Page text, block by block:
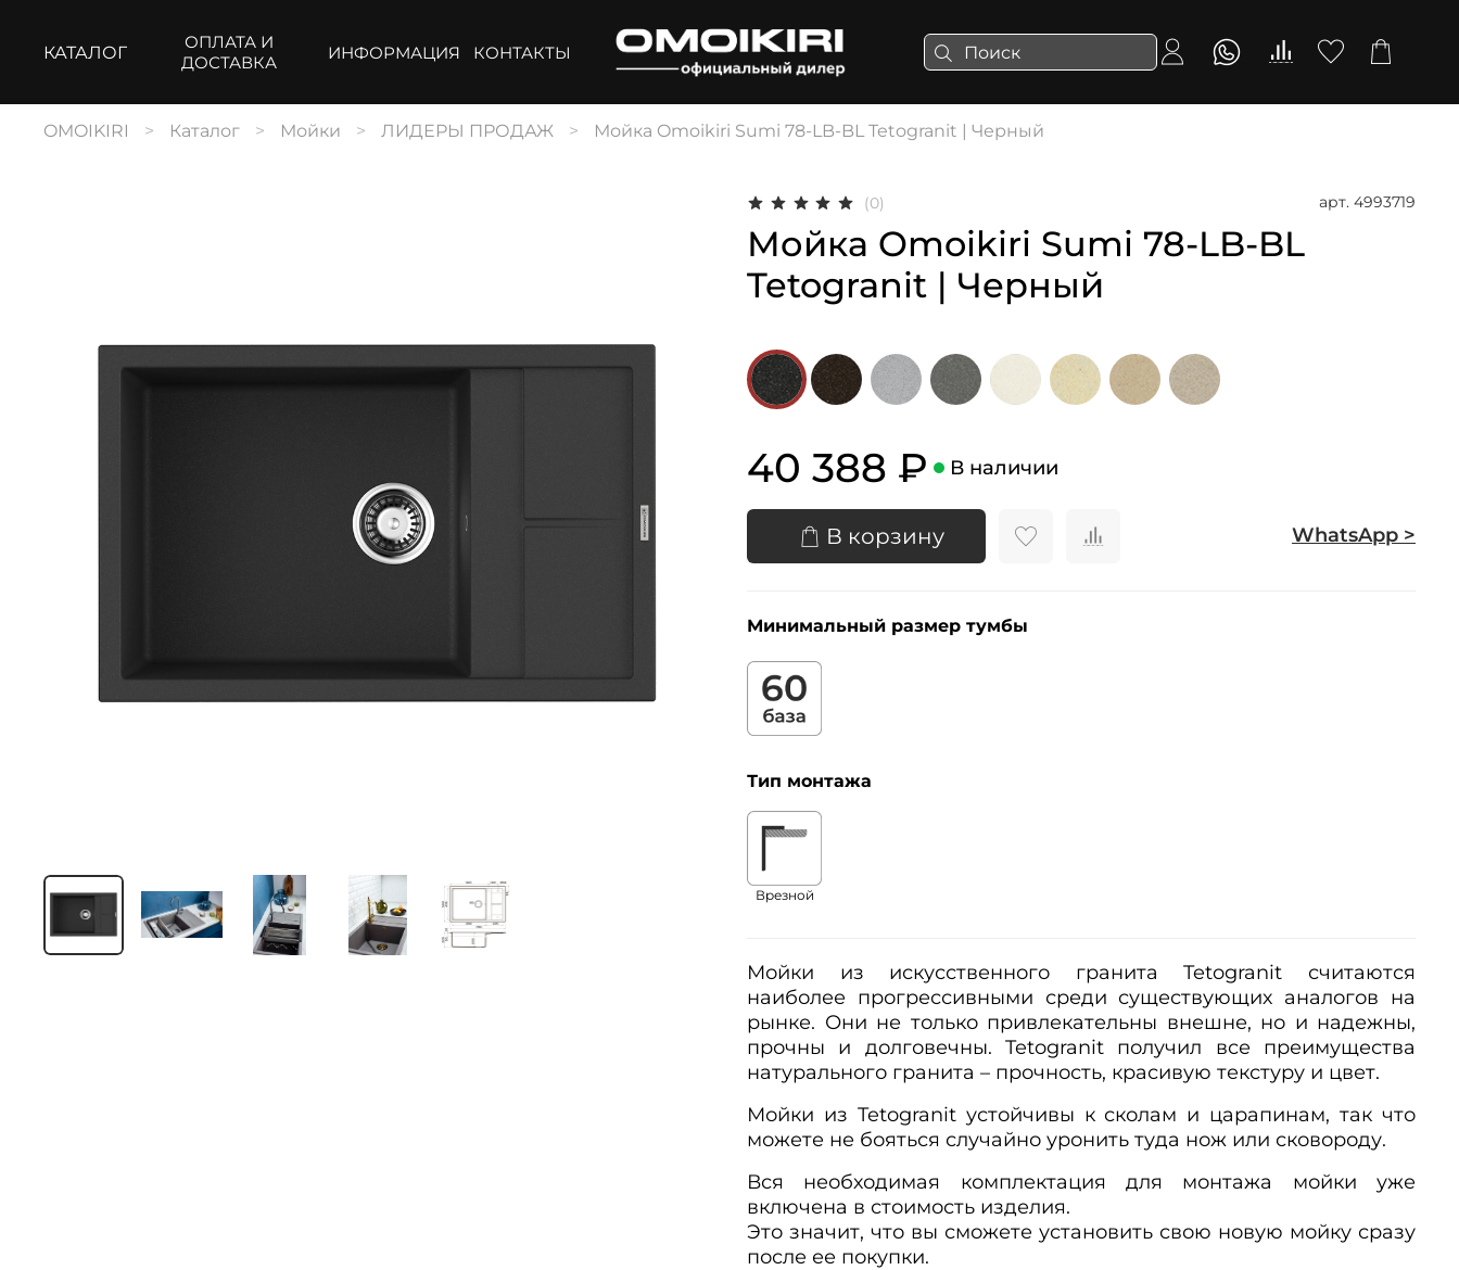
КАТАЛОГ
ОПЛАТА И
ДОСТАВКА
ИНФОРМАЦИЯ КОНТАКТЫ
OMOIKIRI Каталог Мойки ЛИДЕРЫ ПРОДАЖ Мойка Omoikiri Sumi 78-LB-BL Tetogranit | Черный
(0) арт. 4993719
Мойка Omoikiri Sumi 78-LB-BL
Tetogranit | Черный
40 388 ₽ В наличии
В корзину WhatsApp >
Минимальный размер тумбы
Тип монтажа
Врезной
Мойки из искусственного гранита Tetogranit считаются
наиболее прогрессивными среди существующих аналогов на
рынке. Они не только привлекательны внешне, но и надежны,
прочны и долговечны. Tetogranit получил все преимущества
натурального гранита – прочность, красивую текстуру и цвет.
Мойки из Tetogranit устойчивы к сколам и царапинам, так что
можете не бояться случайно уронить туда нож или сковороду.
Вся необходимая комплектация для монтажа мойки уже
включена в стоимость изделия.
Это значит, что вы сможете установить свою новую мойку сразу
после ее покупки.